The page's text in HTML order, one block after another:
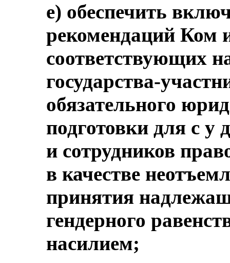
е) обеспечить
рекомендаций Ком
соответствующих
государства-
обязательного
подготовки для с у
и сотрудников
в качестве
принятия
гендерного
насилием;